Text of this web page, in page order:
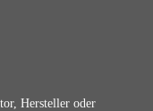
Hersteller oder